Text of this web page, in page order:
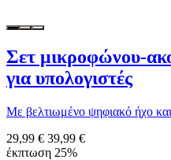
Σετ μικροφώνου-
για υπολογιστές
Με βελτιωμένο ψηφιακό ήχο
29,99 € 39,99 €
έκπτωση 25%